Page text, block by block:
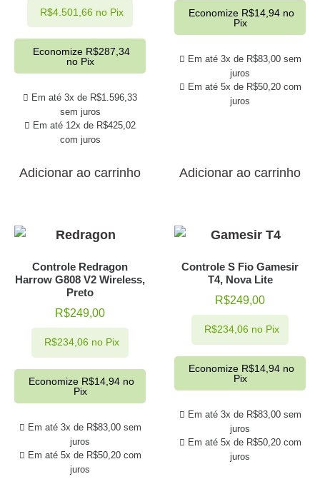
Em até 3x de R$1.596,33
sem juros
Em até 12x de R$425,02
com juros
R$4.501,66 no Pix
Economize R$287,34
no Pix
Adicionar ao carrinho
Em até 3x de R$83,00sem
juros
Em até 5x de R$50,20com
juros
Economize R$14,94 no
Pix
Adicionar ao carrinho
Controle Redragon
Harrow G808 V2 Wireless,
Preto
R$249,00
Em até 3x de R$83,00sem
juros
Em até 5x de R$50,20com
juros
R$234,06 no Pix
Economize R$14,94 no
Pix
Controle S Fio Gamesir
T4, Nova Lite
R$249,00
Em até 3x de R$83,00sem
juros
Em até 5x de R$50,20com
juros
R$234,06 no Pix
Economize R$14,94 no
Pix